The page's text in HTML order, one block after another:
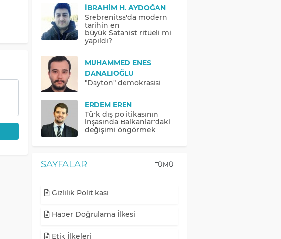
İBRAHIM H. AYDOĞAN
Srebrenitsa'da modern
tarihin en
büyük Satanist ritüeli mi
yapıldı?
MUHAMMED ENES
DANALIOĞLU
"Dayton" demokrasisi
ERDEM EREN
Türk dış politikasının
inşasında Balkanlar'daki
değişimi öngörmek
SAYFALAR TÜMÜ
Gizlilik Politikası
Haber Doğrulama İlkesi
Etik İlkeleri